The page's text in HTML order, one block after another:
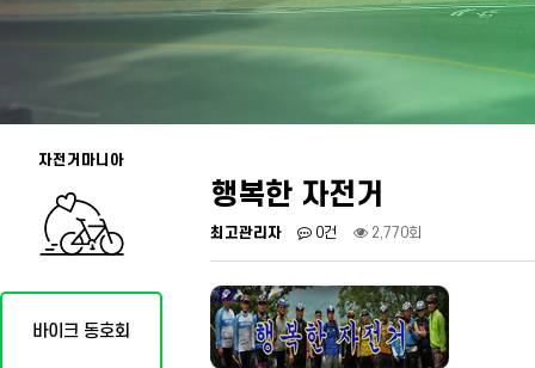
자전거마니아
바이크 동호회
행복한 자전거
최고관리자 0건 2,770회